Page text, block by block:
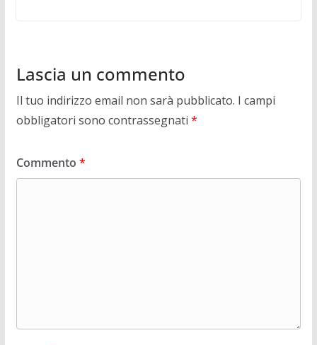
Lascia un commento
Il tuo indirizzo email non sarà pubblicato. I campi
obbligatori sono contrassegnati *
Commento *